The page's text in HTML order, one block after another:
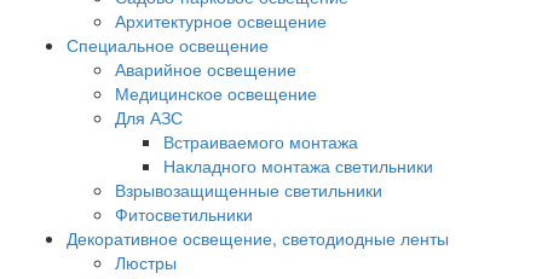
Архитектурное освещение
Специальное освещение
Аварийное освещение
Медицинское освещение
Для АЗС
Встраиваемого монтажа
Накладного монтажа светильники
Взрывозащищенные светильники
Фитосветильники
Декоративное освещение, светодиодные ленты
Люстры